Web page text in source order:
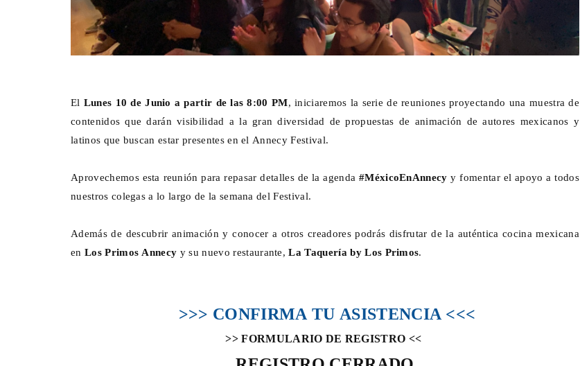
El Lunes 10 de Junio a partir de las 8:00 PM , iniciaremos la serie de reuniones proyectando una muestra de
contenidos que darán visibilidad a la gran diversidad de propuestas de animación de autores mexicanos y
latinos que buscan estar presentes en el Annecy Festival.
Aprovechemos esta reunión para repasar detalles de la agenda #MéxicoEnAnnecy y fomentar el apoyo a todos
nuestros colegas a lo largo de la semana del Festival.
Además de descubrir animación y conocer a otros creadores podrás disfrutar de la auténtica cocina mexicana
en Los Primos Annecy y su nuevo restaurante,La Taquería by Los Primos
>>> CONFIRMA TU ASISTENCIA <<<
>> FORMULARIO DE REGISTRO <<
Jun 12, 2026 0
con Dessignare